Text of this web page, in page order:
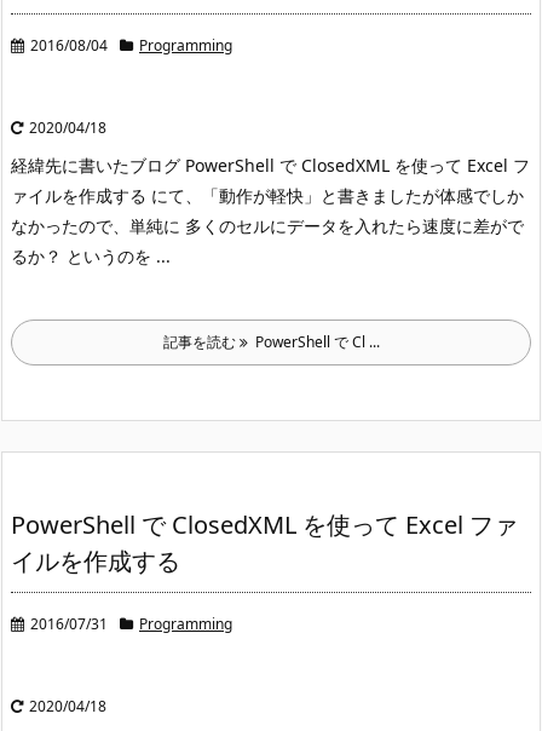
2016/08/04 Programming
2020/04/18
経緯先に書いたブログ PowerShell で ClosedXML を使って Excel フ
ァイルを作成する にて、「動作が軽快」と書きましたが体感でしか
なかったので、単純に 多くのセルにデータを入れたら速度に差がで
るか？ というのを ...
記事を読む PowerShell で Cl ...
PowerShell で ClosedXML を使って Excel ファ
イルを作成する
2016/07/31 Programming
2020/04/18